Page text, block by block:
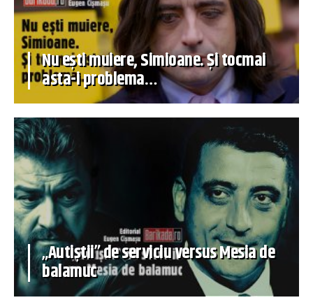
Nu ești muiere, Simioane. Și tocmai
asta-i problema…
„Autiștii” de serviciu versus Mesia de
balamuc